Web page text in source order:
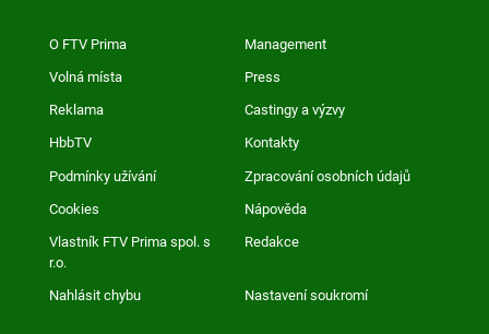
O FTV Prima Management
Volná místa Press
Reklama Castingy a výzvy
HbbTV Kontakty
Podmínky užívání Zpracování osobních údajů
Cookies Nápověda
Vlastník FTV Prima spol. s
r.o.
Redakce
Nahlásit chybu Nastavení soukromí